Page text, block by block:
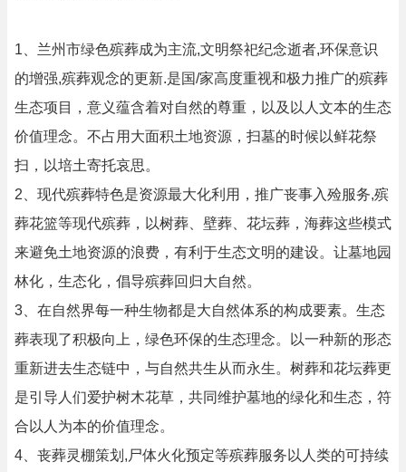
1、兰州市绿色殡葬成为主流,文明祭祀纪念逝者,环保意识
的增强,殡葬观念的更新.是国/家高度重视和极力推广的殡葬
生态项目，意义蕴含着对自然的尊重，以及以人文本的生态
价值理念。不占用大面积土地资源，扫墓的时候以鲜花祭
扫，以培土寄托哀思。
2、现代殡葬特色是资源最大化利用，推广丧事入殓服务,殡
葬花篮等现代殡葬，以树葬、壁葬、花坛葬，海葬这些模式
来避免土地资源的浪费，有利于生态文明的建设。让墓地园
林化，生态化，倡导殡葬回归大自然。
3、在自然界每一种生物都是大自然体系的构成要素。生态
葬表现了积极向上，绿色环保的生态理念。以一种新的形态
重新进去生态链中，与自然共生从而永生。树葬和花坛葬更
是引导人们爱护树木花草，共同维护墓地的绿化和生态，符
合以人为本的价值理念。
4、丧葬灵棚策划,尸体火化预定等殡葬服务以人类的可持续